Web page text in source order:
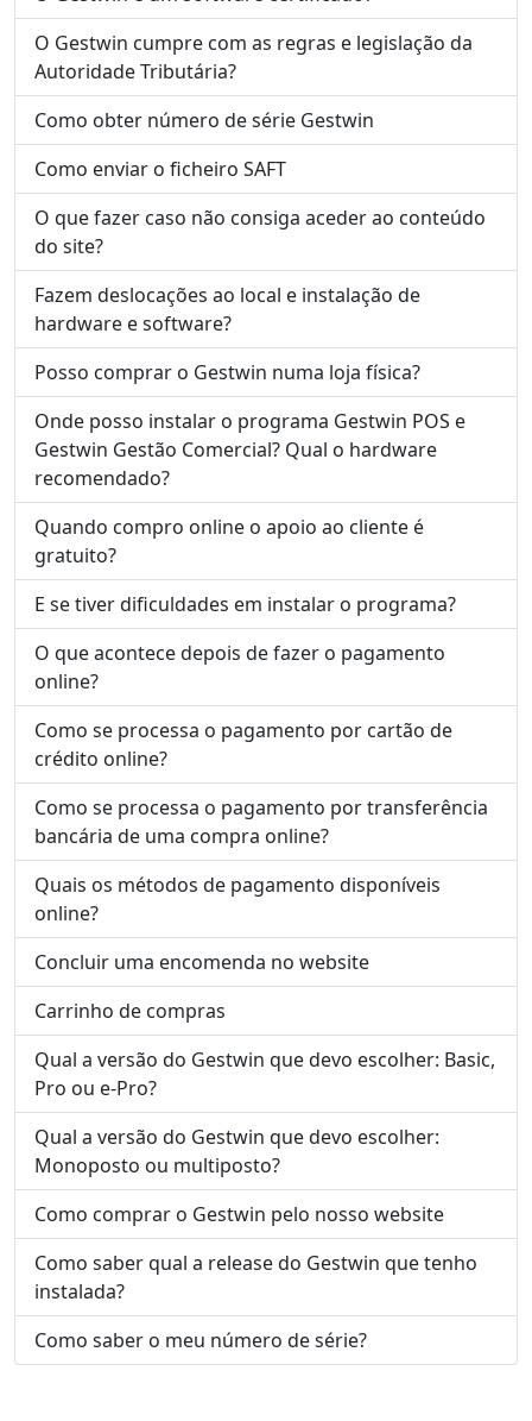
O Gestwin cumpre com as regras e legislação da
Autoridade Tributária?
Como obter número de série Gestwin
Como enviar o ficheiro SAFT
O que fazer caso não consiga aceder ao conteúdo
do site?
Fazem deslocações ao local e instalação de
hardware e software?
Posso comprar o Gestwin numa loja física?
Onde posso instalar o programa Gestwin POS e
Gestwin Gestão Comercial? Qual o hardware
recomendado?
Quando compro online o apoio ao cliente é
gratuito?
E se tiver dificuldades em instalar o programa?
O que acontece depois de fazer o pagamento
online?
Como se processa o pagamento por cartão de
crédito online?
Como se processa o pagamento por transferência
bancária de uma compra online?
Quais os métodos de pagamento disponíveis
online?
Concluir uma encomenda no website
Carrinho de compras
Qual a versão do Gestwin que devo escolher: Basic,
Pro ou e-Pro?
Qual a versão do Gestwin que devo escolher:
Monoposto ou multiposto?
Como comprar o Gestwin pelo nosso website
Como saber qual a release do Gestwin que tenho
instalada?
Como saber o meu número de série?